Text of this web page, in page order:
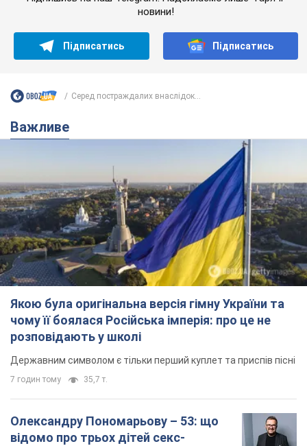
новини!
Підписатись Підписатись
Серед постраждалих внаслідок...
Важливе
Якою була оригінальна версія гімну України та
чому її боялася Російська імперія: про це не
розповідають у школі
Державним символом є тільки перший куплет та приспів пісні
7 годин тому 35,7 т.
Олександру Пономарьову – 53: що
відомо про трьох дітей секс-